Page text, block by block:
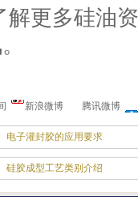
解更多硅油
新浪微博 腾讯微博
电子灌封胶的应用要求
硅胶成型工艺类别介绍